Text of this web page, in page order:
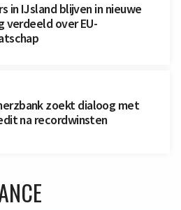
in IJsland blijven in nieuwe
verdeeld over EU-
zoekt dialoog met
na recordwinsten